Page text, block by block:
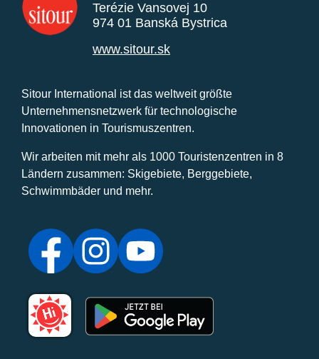
Terézie Vansovej 10
974 01 Banská Bystrica
www.sitour.sk
Sitour International ist das weltweit größte
Unternehmensnetzwerk für technologische
Innovationen in Tourismuszentren.
Wir arbeiten mit mehr als 1000 Touristenzentren in 8
Ländern zusammen: Skigebiete, Berggebiete,
Schwimmbäder und mehr.